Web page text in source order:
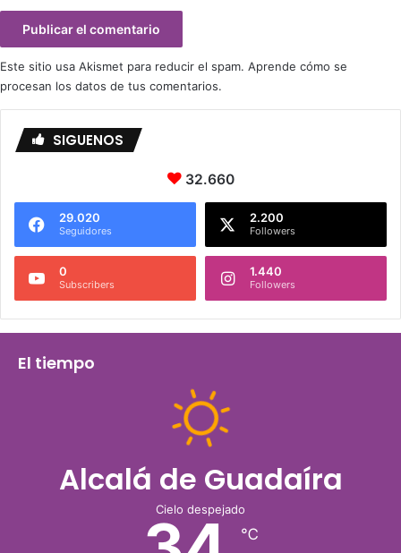
Este sitio usa Akismet para reducir el spam. Aprende cómo se
procesan los datos de tus comentarios.
SIGUENOS
32.660
29.020
Seguidores
2.200
Followers
0
Subscribers
1.440
Followers
El tiempo
Alcalá de Guadaíra
Cielo despejado
℃